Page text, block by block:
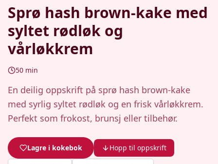
Sprø hash brown-kake med
syltet rødløk og
vårløkkrem
50 min
En deilig oppskrift på sprø hash brown-kake
med syrlig syltet rødløk og en frisk vårløkkrem.
Perfekt som frokost, brunsj eller tilbehør.
Lagre i kokebok Hopp til oppskrift